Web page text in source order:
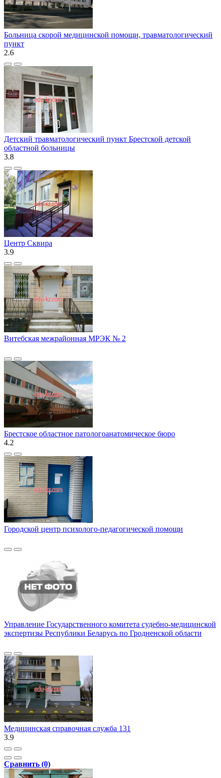
Больница скорой медицинской помощи, травматологический
пункт
2.6
Детский травматологический пункт Брестской детской
областной больницы
3.8
Центр Сквира
3.9
Витебская межрайонная МРЭК № 2
Брестское областное патологоанатомическое бюро
4.2
Городской центр психолого-педагогической помощи
Управление Государственного комитета судебно-медицинской
экспертизы Республики Беларусь по Гродненской области
Медицинская справочная служба 131
3.9
Сравнить (0)